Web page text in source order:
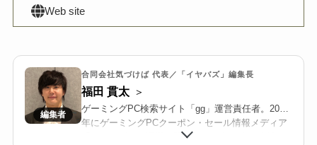
Web site
合同会社気づけば 代表／「イヤバズ」編集長
福田 貫太
ゲーミングPC検索サイト「gg」運営責任者。2018
年にゲーミングPCクーポン・セール情報メディア
「イヤバズ」の運営を開始。2022年に合同会社気